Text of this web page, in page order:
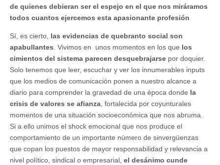
de quienes debieran ser el espejo en el que nos miráramos
todos cuantos ejercemos esta apasionante profesión
Sí, es cierto, las evidencias de quebranto social son
apabullantes . Vivimos en unos momentos en los que los
cimientos del sistema parecen desquebrajarse por doquier.
Solo tenemos que leer, escuchar y ver los innumerables inputs
que los medios de comunicación ponen a nuestro alcance a
diario para comprender la gravedad de una época donde la
crisis de valores se afianza , fortalecida por coyunturales
momentos de una situación socioeconómica que nos abruma.
Si a ello unimos el shock emocional que nos produce el
comportamiento de un importante número de sinvergüenzas
que copan los puestos de mayor responsabilidad y relevancia a
nivel político, sindical o empresarial, el desánimo cunde